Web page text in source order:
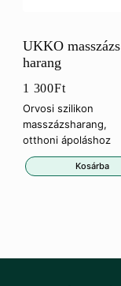
UKKO masszázs
harang
1 300Ft
Orvosi szilikon
masszázsharang,
otthoni ápoláshoz
Kosárba